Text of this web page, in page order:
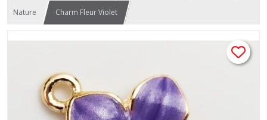
Nature Charm Fleur Violet